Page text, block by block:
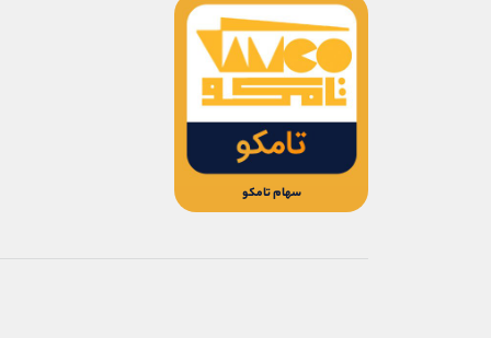
سهام تامکو